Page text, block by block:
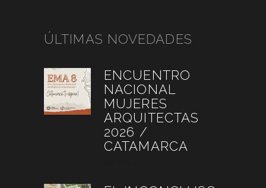
ÚLTIMAS NOVEDADES
ENCUENTRO
NACIONAL
MUJERES
ARQUITECTAS
2026 /
CATAMARCA